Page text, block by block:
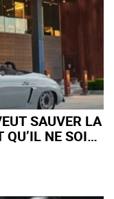
SAUVER LA
QU’IL NE SOIT